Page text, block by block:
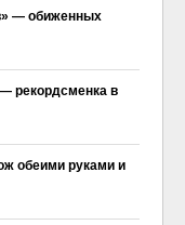
— обиженных
рекордсменка в
обеими руками и